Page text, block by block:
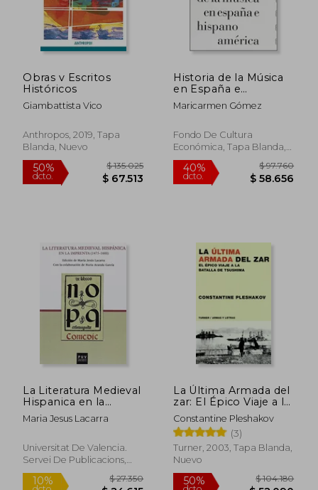
Obras v Escritos
Históricos
Giambattista Vico
Anthropos, 2019, Tapa
Blanda, Nuevo
Historia de la Música
en España e
Hispanoamérica, Vol.
2. De los Reyes
Maricarmen Gómez
Fondo De Cultura
Económica, Tapa Blanda,
Nuevo
40%
dcto.
La Literatura Medieval
Hispanica en la
Imprenta (1475-1600)
Maria Jesus Lacarra
Universitat De Valencia.
Servei De Publicacions,
2016, 1 Edición, Tapa
Blanda, Nuevo
La Última Armada del
zar: El Épico Viaje a la
Batalla de Tsushima
Constantine Pleshakov
(3)
Turner, 2003, Tapa Blanda,
Nuevo